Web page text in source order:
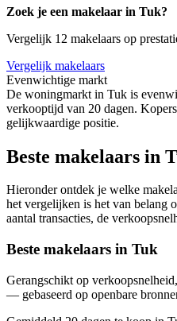
Zoek je een makelaar in Tuk?
Vergelijk 12 makelaars op
Vergelijk makelaars
Evenwichtige markt
De woningmarkt in Tuk is
verkooptijd van 20 dagen.
gelijkwaardige positie.
Beste makelaars in
Hieronder ontdek je welke
het vergelijken is het van belang
aantal transacties, de
Beste makelaars in Tuk
Gerangschikt op
— gebaseerd op openbare